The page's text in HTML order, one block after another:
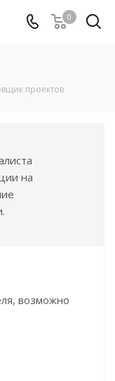
0
проектов
на
возможно